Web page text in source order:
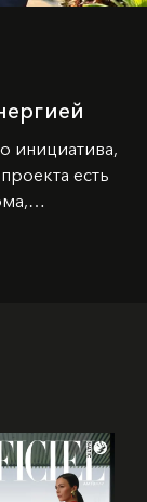
инициатива,
есть
и